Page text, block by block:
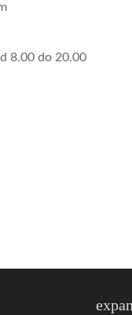
8.00 do 20.00